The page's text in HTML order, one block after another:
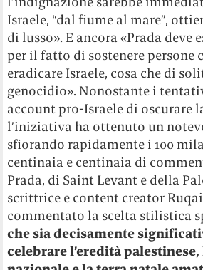
Israele, “dal fiume al mare”,
di lusso». E ancora «Prada deve
per il fatto di sostenere persone
eradicare Israele, cosa che di
genocidio». Nonostante i
account pro-Israele di oscurare
l’iniziativa ha ottenuto un
sfiorando rapidamente i 100
centinaia e centinaia di
Prada, di Saint Levant e della
scrittrice e content creator
commentato la scelta stilistica
che sia decisamente
celebrare l’eredità